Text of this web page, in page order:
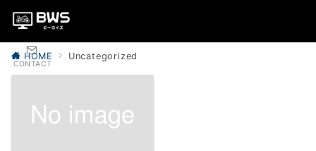
CONTACT
HOME Uncategorized